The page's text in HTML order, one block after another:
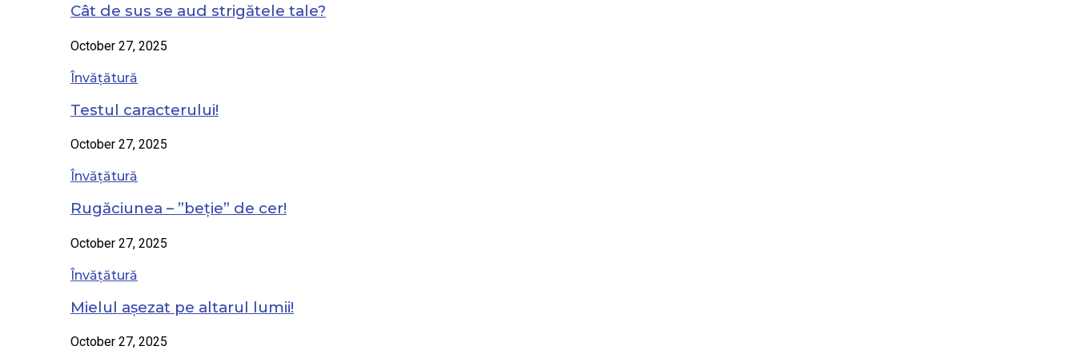
Cât de sus se aud strigătele tale?
October 27, 2025
Învățătură
Testul caracterului!
October 27, 2025
Învățătură
Rugăciunea – ”beție” de cer!
October 27, 2025
Învățătură
Mielul așezat pe altarul lumii!
October 27, 2025